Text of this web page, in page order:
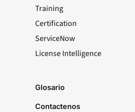
Training
Certification
ServiceNow
License Intelligence
Glosario
Contactenos